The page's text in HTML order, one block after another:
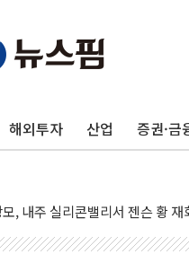
해외투자 산업 증권·금
시, 견조한 실적 소화하며 대
니아 국방 "러, 우크라 드론으
시 개장 전 특징주...모더나·아
장관 "영업이익 N% 성과급